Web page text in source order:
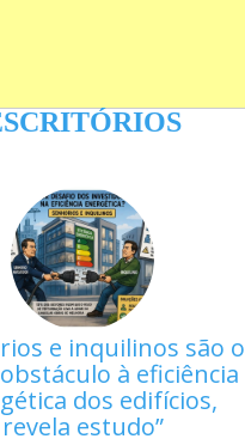
e inquilinos são o
à eficiência
dos edifícios,
revela estudo